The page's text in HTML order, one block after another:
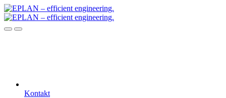
Kontakt